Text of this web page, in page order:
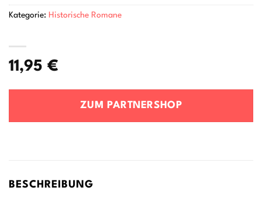
11,95 €
ZUM PARTNERSHOP
Kategorie: Historische Romane
BESCHREIBUNG